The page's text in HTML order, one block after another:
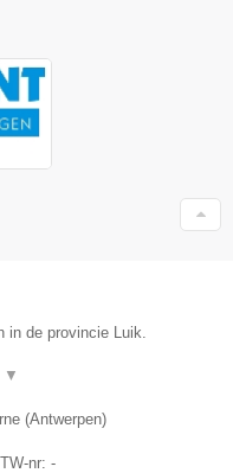
in de provincie Luik.
▼
(Antwerpen)
nr: -